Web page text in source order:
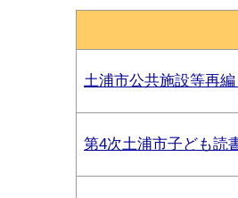
土浦市公共施設等再編
第4次土浦市子ども読